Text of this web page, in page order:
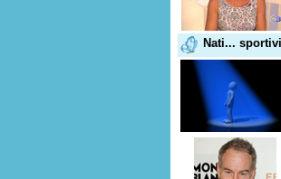
Nati... sportivi